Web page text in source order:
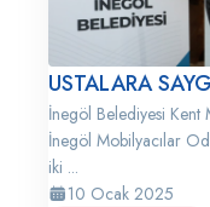
USTALARA
İnegöl Belediyesi Kent
İnegöl Mobilyacılar
iki ...
10 Ocak 2025